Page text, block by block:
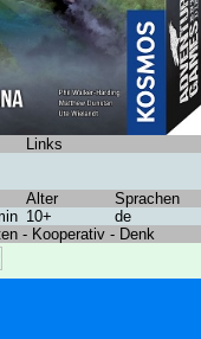
Links
Alter Sprachen
10+ de
- Kooperativ - Denk